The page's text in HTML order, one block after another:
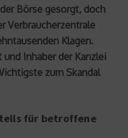
Börse gesorgt, doch
Verbraucherzentrale
Klagen.
Inhaber der Kanzlei
zum Skandal
für betroffene